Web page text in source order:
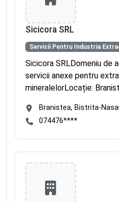
Sicicora SRL
Servicii Pentru Industria
Sicicora SRLDomeniu
servicii anexe pentru
mineralelorLocație:
Branistea, Bistrita-
074476****